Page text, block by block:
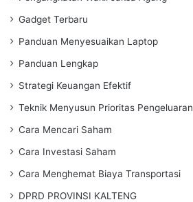
Gadget Terbaru
Panduan Menyesuaikan Laptop
Panduan Lengkap
Strategi Keuangan Efektif
Teknik Menyusun Prioritas Pengeluaran
Cara Mencari Saham
Cara Investasi Saham
Cara Menghemat Biaya Transportasi
DPRD PROVINSI KALTENG